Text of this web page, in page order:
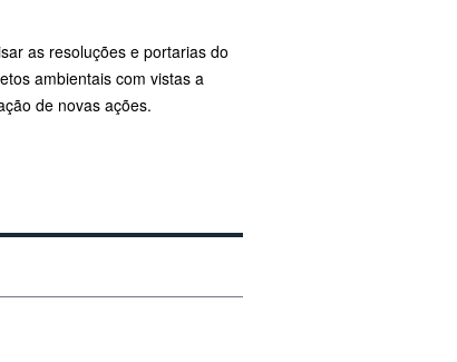
as resoluções e portarias do
ambientais com vistas a
de novas ações.